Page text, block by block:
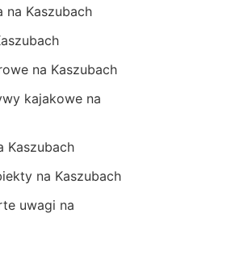
na Kaszubach
na Kaszubach
kajakowe na
Kaszubach
na Kaszubach
uwagi na